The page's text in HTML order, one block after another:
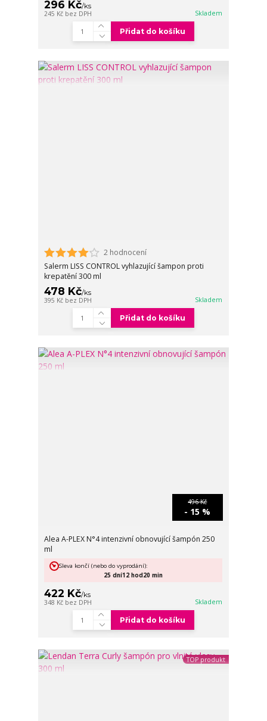
296 Kč/ks
245 Kč bez DPH Skladem
Přidat do košíku
2 hodnocení
Salerm LISS CONTROL vyhlazující šampon proti
krepatění 300 ml
478 Kč/ks
395 Kč bez DPH Skladem
Přidat do košíku
496 Kč
- 15 %
Alea A-PLEX N°4 intenzivní obnovující šampón 250
ml
422 Kč/ks
348 Kč bez DPH Skladem
Sleva končí (nebo do vyprodání):
25 dní12hod20 min
Přidat do košíku
TOP produkt